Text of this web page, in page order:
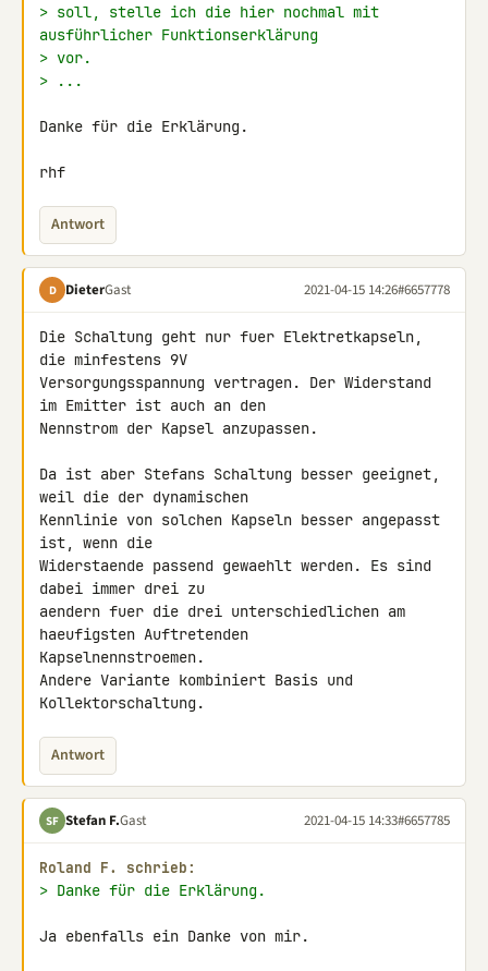
> soll, stelle ich die hier nochmal mit
ausführlicher Funktionserklärung
> vor.
> ...
Danke für die Erklärung.
rhf
Antwort
D DieterGast 2021-04-15 14:26#6657778
Die Schaltung geht nur fuer Elektretkapseln,
die minfestens 9V
Versorgungsspannung vertragen. Der Widerstand
im Emitter ist auch an den
Nennstrom der Kapsel anzupassen.
Da ist aber Stefans Schaltung besser geeignet,
weil die der dynamischen
Kennlinie von solchen Kapseln besser angepasst
ist, wenn die
Widerstaende passend gewaehlt werden. Es sind
dabei immer drei zu
aendern fuer die drei unterschiedlichen am
haeufigsten Auftretenden
Kapselnennstroemen.
Andere Variante kombiniert Basis und
Kollektorschaltung.
Antwort
SF Stefan F.Gast 2021-04-15 14:33#6657785
Roland F. schrieb:
> Danke für die Erklärung.
Ja ebenfalls ein Danke von mir.